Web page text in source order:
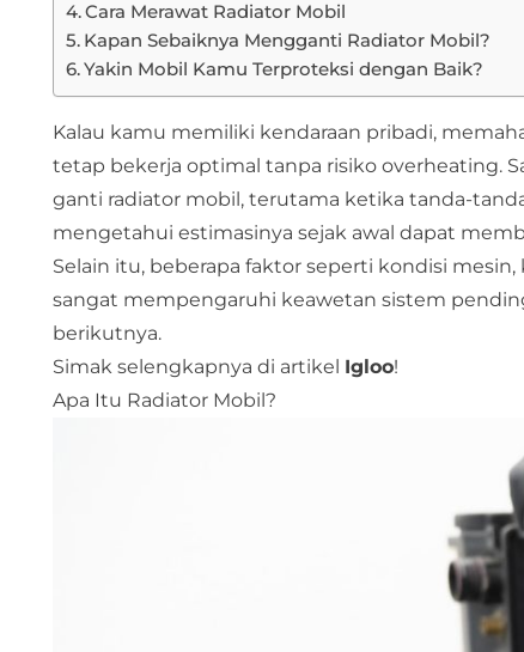
Cara Merawat Radiator Mobil
Kapan Sebaiknya Mengganti Radiator Mobil?
Yakin Mobil Kamu Terproteksi dengan Baik?
Kalau kamu memiliki kendaraan pribadi,
tetap bekerja optimal tanpa risiko overheating.
ganti radiator mobil, terutama ketika tanda-
mengetahui estimasinya sejak awal dapat
Selain itu, beberapa faktor seperti kondisi
sangat mempengaruhi keawetan sistem
berikutnya.
Simak selengkapnya di artikel Igloo!
Apa Itu Radiator Mobil?